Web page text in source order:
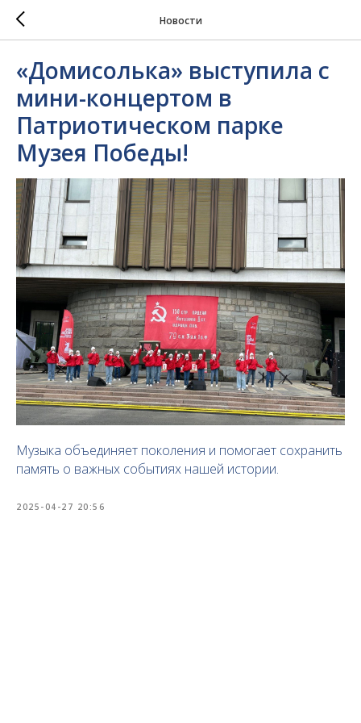
Новости
«Домисолька» выступила с
мини-концертом в
Патриотическом парке
Музея Победы!
Музыка объединяет поколения и помогает сохранить
память о важных событиях нашей истории.
2025-04-27 20:56